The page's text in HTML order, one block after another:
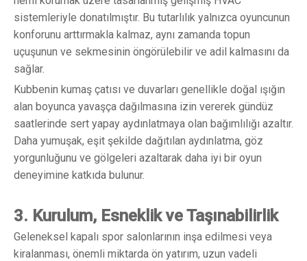
sistemleriyle donatılmıştır. Bu tutarlılık yalnızca oyuncunun
konforunu arttırmakla kalmaz, aynı zamanda topun
uçuşunun ve sekmesinin öngörülebilir ve adil kalmasını da
sağlar.
Kubbenin kumaş çatısı ve duvarları genellikle doğal ışığın
alan boyunca yavaşça dağılmasına izin vererek gündüz
saatlerinde sert yapay aydınlatmaya olan bağımlılığı azaltır.
Daha yumuşak, eşit şekilde dağıtılan aydınlatma, göz
yorgunluğunu ve gölgeleri azaltarak daha iyi bir oyun
deneyimine katkıda bulunur.
3. Kurulum, Esneklik veTaşınabilirlik
Geleneksel kapalı spor salonlarının inşa edilmesi veya
kiralanması, önemli miktarda ön yatırım, uzun vadeli